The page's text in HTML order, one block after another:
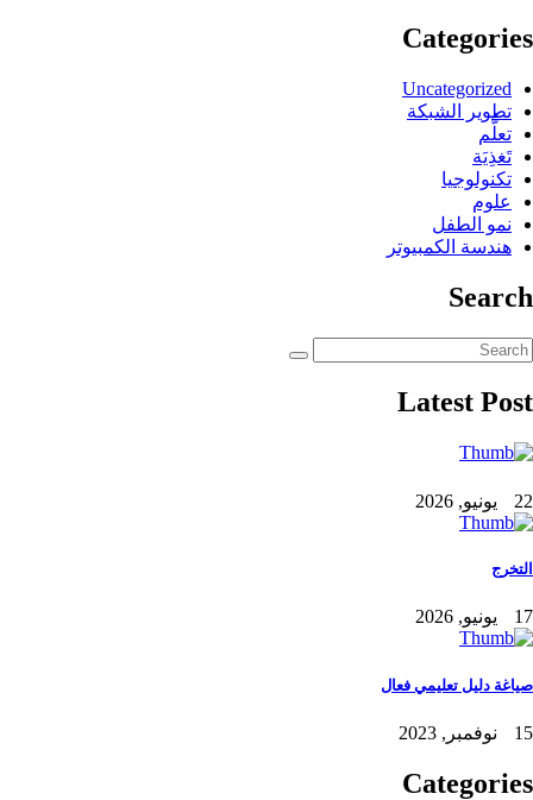
Categories
Uncategorized
تطوير الشبكة
تعلُّم
تَغذِيَة
تكنولوجيا
علوم
نمو الطفل
هندسة الكمبيوتر
Search
Latest Post
22 يونيو, 2026
التخرج
17 يونيو, 2026
صياغة دليل تعليمي فعال
15 نوفمبر, 2023
Categories